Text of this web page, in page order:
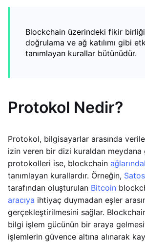
Blockchain üzerindeki fikir
doğrulama ve ağ katılımı gibi
tanımlayan kurallar bütünüdür.
Protokol Nedir?
Protokol, bilgisayarlar arasında
izin veren bir dizi kuraldan meydana
protokolleri ise, blockchain
tanımlayan kurallardır. Örneğin,
tarafından oluşturulan Bitcoin
aracıya ihtiyaç duymadan eşler
gerçekleştirilmesini sağlar.
bilgi işlem gücünün bir araya
işlemlerin güvence altına alınarak